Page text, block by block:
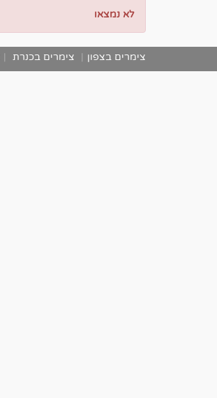
לא נמצאו
צימרים בצפון | צימרים בכנרת |